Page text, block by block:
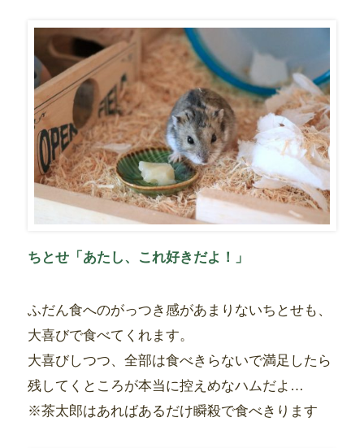
ちとせ「あたし、これ好きだよ！」
ふだん食へのがっつき感があまりないちとせも、
大喜びで食べてくれます。
大喜びしつつ、全部は食べきらないで満足したら
残してくところが本当に控えめなハムだよ…
※茶太郎はあればあるだけ瞬殺で食べきります